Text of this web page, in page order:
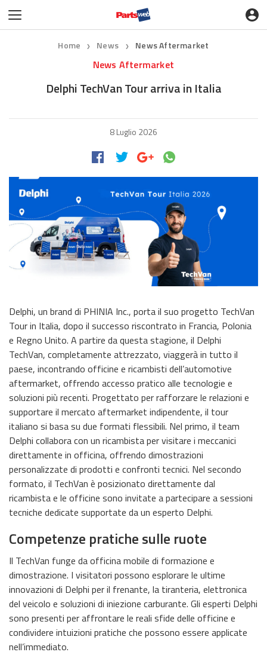
Home ❯ News ❯ News Aftermarket
News Aftermarket
Delphi TechVan Tour arriva in Italia
8 Luglio 2026
Delphi, un brand di PHINIA Inc., porta il suo progetto TechVan
Tour in Italia, dopo il successo riscontrato in Francia, Polonia
e Regno Unito. A partire da questa stagione, il Delphi
TechVan, completamente attrezzato, viaggerà in tutto il
paese, incontrando officine e ricambisti dell’automotive
aftermarket, offrendo accesso pratico alle tecnologie e
soluzioni più recenti. Progettato per rafforzare le relazioni e
supportare il mercato aftermarket indipendente, il tour
italiano si basa su due formati flessibili. Nel primo, il team
Delphi collabora con un ricambista per visitare i meccanici
direttamente in officina, offrendo dimostrazioni
personalizzate di prodotti e confronti tecnici. Nel secondo
formato, il TechVan è posizionato direttamente dal
ricambista e le officine sono invitate a partecipare a sessioni
tecniche dedicate supportate da un esperto Delphi.
Competenze pratiche sulle ruote
Il TechVan funge da officina mobile di formazione e
dimostrazione. I visitatori possono esplorare le ultime
innovazioni di Delphi per il frenante, la tiranteria, elettronica
del veicolo e soluzioni di iniezione carburante. Gli esperti Delphi
sono presenti per affrontare le reali sfide delle officine e
condividere intuizioni pratiche che possono essere applicate
nell’immediato.